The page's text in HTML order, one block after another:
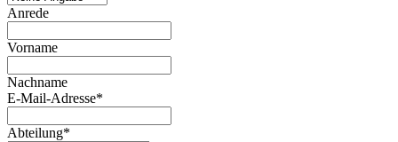
Anrede
Vorname
Nachname
E-Mail-Adresse*
Abteilung*